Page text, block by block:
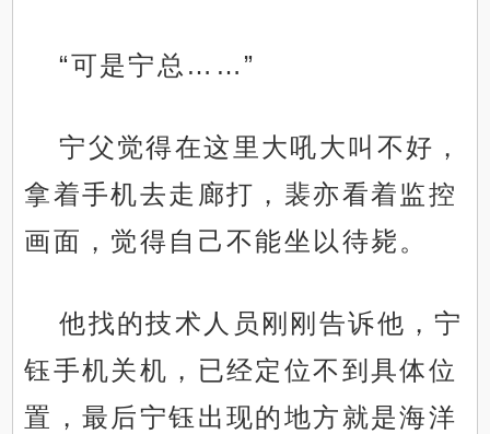
“可是宁总……”
宁父觉得在这里大吼大叫不好，
拿着手机去走廊打，裴亦看着监控
画面，觉得自己不能坐以待毙。
他找的技术人员刚刚告诉他，宁
钰手机关机，已经定位不到具体位
置，最后宁钰出现的地方就是海洋